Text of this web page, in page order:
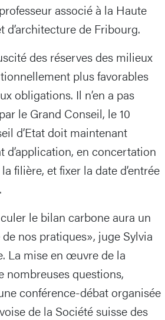
associé à la Haute
d’architecture de Fribourg.
des réserves des milieux
plus favorables
obligations. Il n’en a pas
le Grand Conseil, le 10
d’Etat doit maintenant
d’application, en concertation
filière, et fixer la date d’entrée
le bilan carbone aura un
de nos pratiques», juge Sylvia
La mise en œuvre de la
nombreuses questions,
conférence-débat organisée
de la Société suisse des